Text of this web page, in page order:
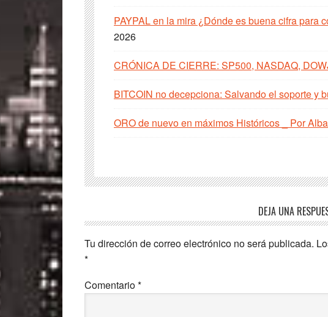
PAYPAL en la mira ¿Dónde es buena cifra para
2026
CRÓNICA DE CIERRE: SP500, NASDAQ,
BITCOIN no decepciona: Salvando el soporte y
ORO de nuevo en máximos Históricos _ Por
con
los
lectores
DEJA UNA
Tu dirección de correo electrónico no será publicada.
*
Comentario*